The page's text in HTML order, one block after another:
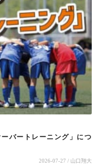
バートレーニング」につ
2026-07-27 / 山口翔大